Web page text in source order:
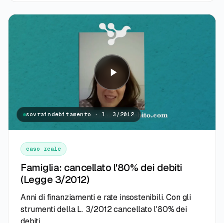
sovraindebitamento · l. 3/2012
caso reale
Famiglia: cancellato l'80% dei debiti
(Legge 3/2012)
Anni di finanziamenti e rate insostenibili. Con gli
strumenti della L. 3/2012 cancellato l'80% dei